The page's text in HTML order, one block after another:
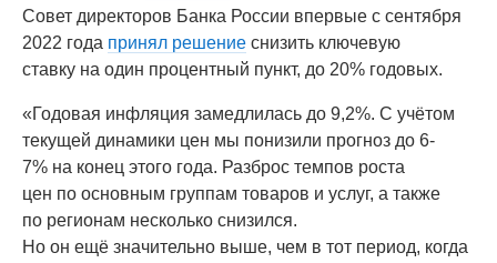
Совет директоров Банка России впервые с сентября
2022 года принял решение снизить ключевую
ставку на один процентный пункт, до 20% годовых.
«Годовая инфляция замедлилась до 9,2%. С учётом
текущей динамики цен мы понизили прогноз до 6-
7% на конец этого года. Разброс темпов роста
цен по основным группам товаров и услуг, а также
по регионам несколько снизился.
Но он ещё значительно выше, чем в тот период, когда